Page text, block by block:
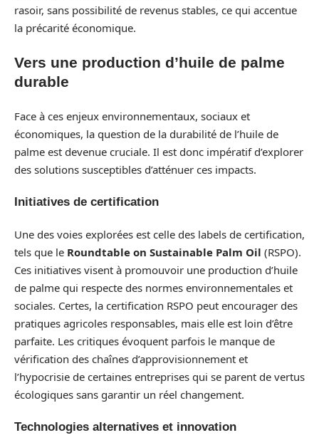
rasoir, sans possibilité de revenus stables, ce qui accentue
la précarité économique.
Vers une production d’huile de palme
durable
Face à ces enjeux environnementaux, sociaux et
économiques, la question de la durabilité de l’huile de
palme est devenue cruciale. Il est donc impératif d’explorer
des solutions susceptibles d’atténuer ces impacts.
Initiatives de certification
Une des voies explorées est celle des labels de certification,
tels que le Roundtable on Sustainable Palm Oil (RSPO).
Ces initiatives visent à promouvoir une production d’huile
de palme qui respecte des normes environnementales et
sociales. Certes, la certification RSPO peut encourager des
pratiques agricoles responsables, mais elle est loin d’être
parfaite. Les critiques évoquent parfois le manque de
vérification des chaînes d’approvisionnement et
l’hypocrisie de certaines entreprises qui se parent de vertus
écologiques sans garantir un réel changement.
Technologies alternatives et innovation